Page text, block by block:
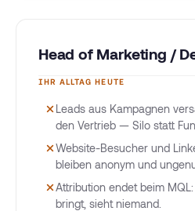
Head of Marketing /
IHR ALLTAG HEUTE
Leads aus Kampagnen
den Vertrieb — Silo statt
Website-Besucher und
bleiben anonym und
Attribution endet beim
bringt, sieht niemand.